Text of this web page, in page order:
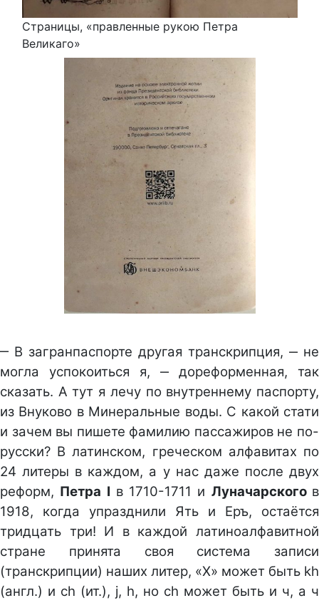
Страницы, «правленные рукою Петра
Великаго»
‒ В загранпаспорте другая транскрипция, ‒ не
могла успокоиться я, ‒ дореформенная, так
сказать. А тут я лечу по внутреннему паспорту,
из Внуково в Минеральные воды. С какой стати
и зачем вы пишете фамилию пассажиров не по-
русски? В латинском, греческом алфавитах по
24 литеры в каждом, а у нас даже после двух
реформ, Петра I в 1710-1711 и Луначарского в
1918, когда упразднили Ять и Еръ, остаётся
тридцать три! И в каждой латиноалфавитной
стране принята своя система записи
(транскрипции) наших литер, «Х» может быть kh
(англ.) и ch (ит.), j, h, но сh может быть и ч, а ч